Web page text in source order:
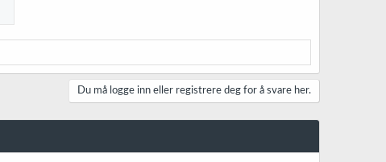
Du må logge inn eller registrere deg for å svare her.